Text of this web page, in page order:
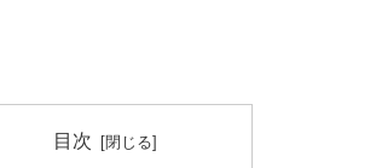
目次